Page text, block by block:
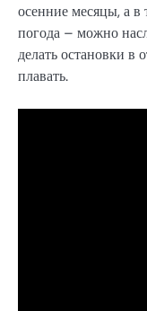
осенние месяцы, а в
погода – можно
делать остановки в
плавать.